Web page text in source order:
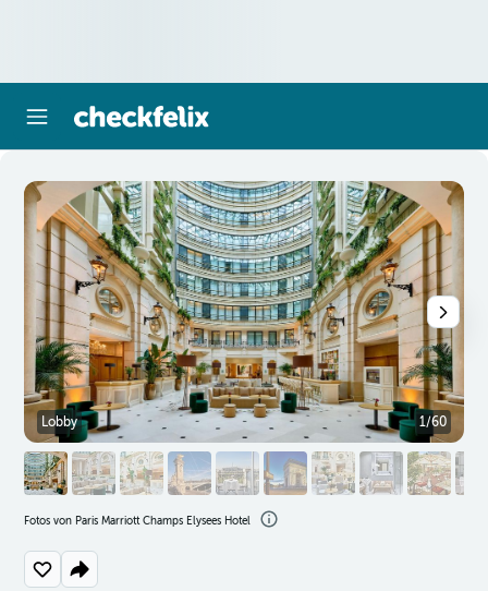
Lobby 1/60
Fotos von Paris Marriott Champs Elysees Hotel